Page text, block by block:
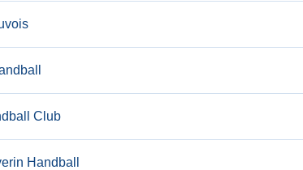
Club
Handball